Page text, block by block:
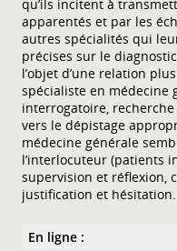
qu’ils incitent à
apparentés et par les
autres spécialités qui
précises sur le
l’objet d’une relation
spécialiste en médecine
interrogatoire,
vers le dépistage
médecine générale
l’interlocuteur (patients
supervision et réflexion,
justification et hésitation.
En ligne :